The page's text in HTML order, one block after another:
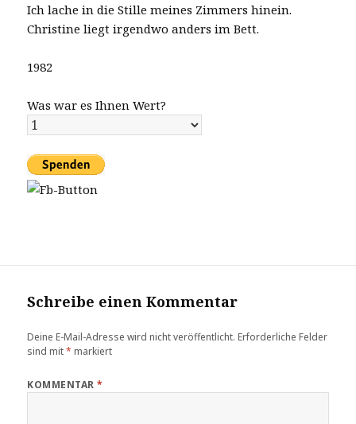
Ich lache in die Stille meines Zimmers hinein.
Christine liegt irgendwo anders im Bett.
1982
Was war es Ihnen Wert?
Schreibe einen Kommentar
Deine E-Mail-Adresse wird nicht veröffentlicht. Erforderliche Felder
sind mit* markiert
KOMMENTAR*